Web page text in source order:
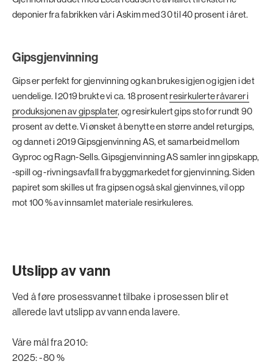
deponier fra fabrikken vår i Askim med 30 til 40 prosent i året.
Gipsgjenvinning
Gips er perfekt for gjenvinning og kan brukes igjen og igjen i det
uendelige. I 2019 brukte vi ca. 18 prosentresirkulerte råvarer i
produksjonen av gipsplater, og resirkulert gips sto for rundt 90
prosent av dette. Vi ønsket å benytte en større andel returgips,
og dannet i 2019 Gipsgjenvinning AS, et samarbeid mellom
Gyproc og Ragn-Sells. Gipsgjenvinning AS samler inn gipskapp,
-spill og -rivningsavfall fra byggmarkedet for gjenvinning. Siden
papiret som skilles ut fra gipsen også skal gjenvinnes, vil opp
mot 100 % av innsamlet materiale resirkuleres.
Utslipp av vann
Ved å føre prosessvannet tilbake i prosessen blir et
allerede lavt utslipp av vann enda lavere.
Våre mål fra 2010:
2025: -80 %